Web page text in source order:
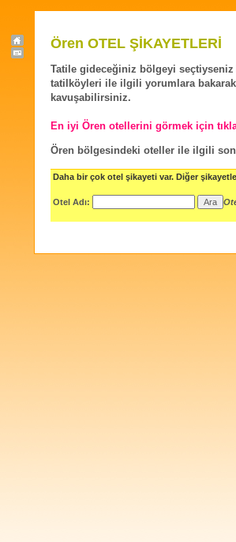
Ören OTEL ŞİKAYETLERİ
Tatile gideceğiniz bölgeyi
tatilköyleri ile ilgili yorumlara
kavuşabilirsiniz.
En iyi Ören otellerini görmek için
Ören bölgesindeki oteller ile ilgili
Daha bir çok otel şikayeti var. Diğer
Otel Adı: